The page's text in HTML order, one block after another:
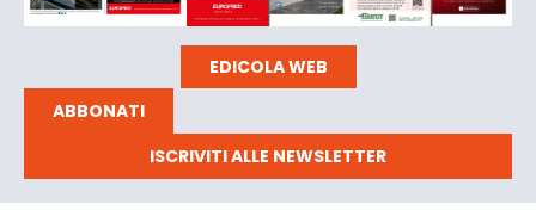
EDICOLA WEB
ABBONATI
ISCRIVITI ALLE NEWSLETTER